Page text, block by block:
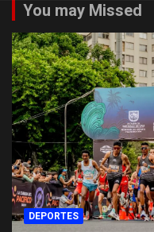
You may Missed
DEPORTES